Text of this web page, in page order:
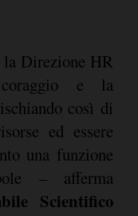
la Direzione HR
e la
così di
ed essere
una funzione
– afferma
Scientifico